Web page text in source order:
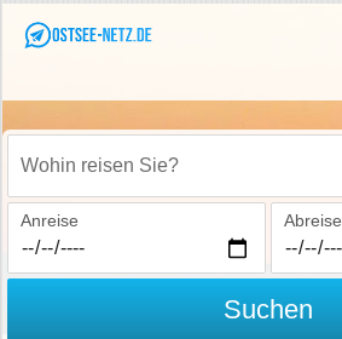
Wohin reisen Sie?
Anreise Abreise
Suchen